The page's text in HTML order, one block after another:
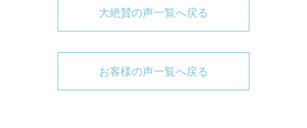
大絶賛の声一覧へ戻る
お客様の声一覧へ戻る